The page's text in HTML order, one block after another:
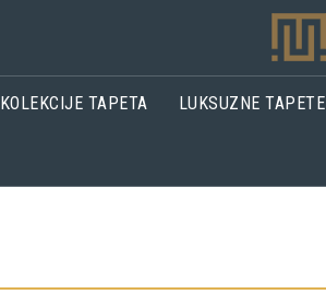
KOLEKCIJE TAPETA LUKSUZNE TAPETE